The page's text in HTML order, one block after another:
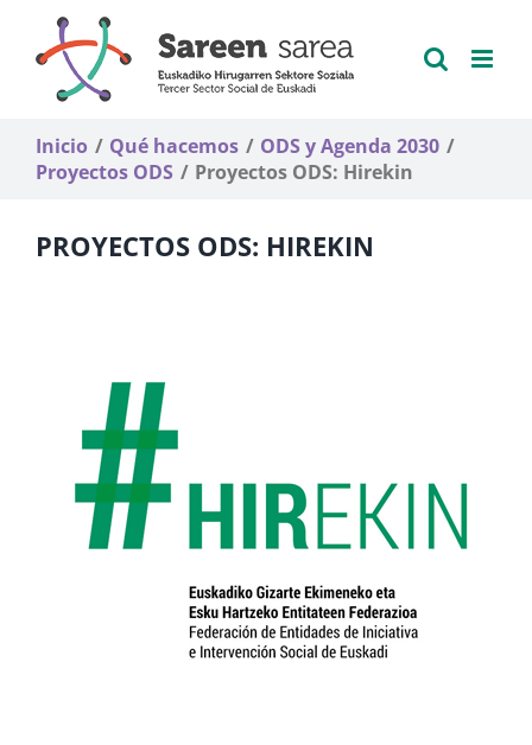
contenido
Inicio Qué hacemos
ODS y Agenda 2030
Proyectos ODS
Proyectos ODS: Hirekin
PROYECTOS ODS: HIREKIN